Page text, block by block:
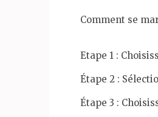
Comment se
Etape 1 :
Étape 2 :
Étape 3 :